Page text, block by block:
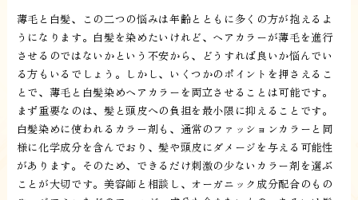
薄毛と白髪、この二つの悩みは年齢とともに多くの方が抱えるよ
うになります。白髪を染めたいけれど、ヘアカラーが薄毛を進行
させるのではないかという不安から、どうすれば良いか悩んでい
る方もいるでしょう。しかし、いくつかのポイントを押さえるこ
とで、薄毛と白髪染めヘアカラーを両立させることは可能です。
まず重要なのは、髪と頭皮への負担を最小限に抑えることです。
白髪染めに使われるカラー剤も、通常のファッションカラーと同
様に化学成分を含んでおり、髪や頭皮にダメージを与える可能性
があります。そのため、できるだけ刺激の少ないカラー剤を選ぶ
ことが大切です。美容師と相談し、オーガニック成分配合のもの